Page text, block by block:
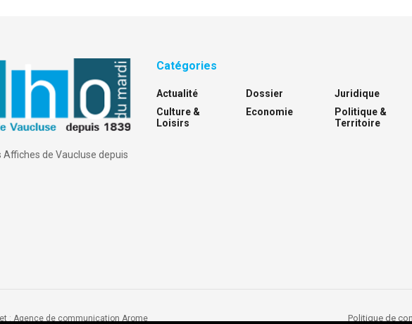
Affiches de Vaucluse depuis
Catégories
Actualité
Culture &
Loisirs
Dossier
Economie
Juridique
Politique &
Territoire
Politique de
: Agence de communication Arome